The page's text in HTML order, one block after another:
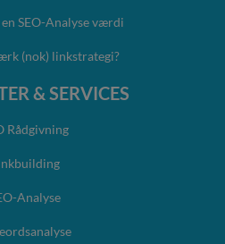
en SEO-Analyse værdi
(nok) linkstrategi?
& SERVICES
Rådgivning
Analyse